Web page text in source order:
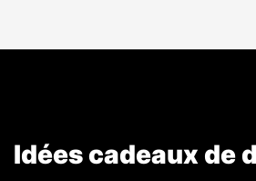
Idées cadeaux de